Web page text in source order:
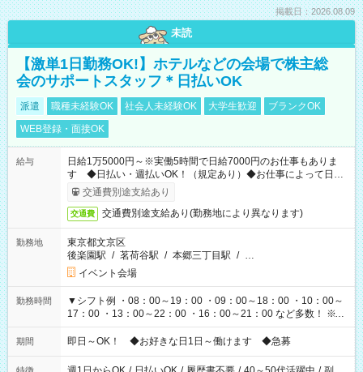
掲載日：2026.08.09
未読
【激単1日勤務OK!】ホテルなどの会場で株主総
会のサポートスタッフ＊日払いOK
派遣 職種未経験OK 社会人未経験OK 大学生歓迎
ブランクOK
WEB登録・面接OK
給与
日給1万5000円～※実働5時間で日給7000円のお仕事もありま
す ◆日払い・週払いOK！（規定あり）◆お仕事によって日給
も異なります
交通費別途支給あり
交通費 交通費別途支給あり(勤務地により異なります)
勤務地
東京都文京区
後楽園駅 / 茗荷谷駅 / 本郷三丁目駅 / …
イベント会場
勤務時間
▼シフト例 ・08：00～19：00 ・09：00～18：00 ・10：00～
17：00 ・13：00～22：00 ・16：00～21：00 など多数！ ※お
仕事により勤務時間が異なります
期間 即日～OK！ ◆お好きな日1日～働けます ◆急募